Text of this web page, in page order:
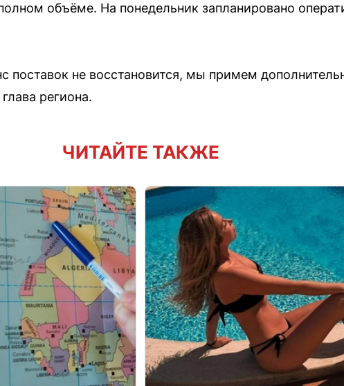
объёме. На понедельник запланировано
поставок не восстановится, мы примем
региона.
ЧИТАЙТЕ ТАКЖЕ